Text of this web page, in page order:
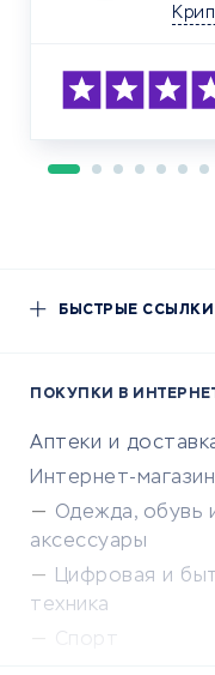
БЫСТРЫЕ ССЫЛКИ
ПОКУПКИ В
Аптеки и
Интернет-
Одежда, обувь
аксессуары
Цифровая и
техника
Спорт